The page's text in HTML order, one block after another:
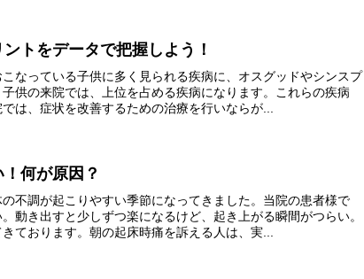
トをデータで把握しよう！
なっている子供に多く見られる疾病に、オスグッドやシンスプ
供の来院では、上位を占める疾病になります。これらの疾病
は、症状を改善するための治療を行いならが...
何が原因？
不調が起こりやすい季節になってきました。当院の患者様で
動き出すと少しずつ楽になるけど、起き上がる瞬間がつらい。
ております。朝の起床時痛を訴える人は、実...